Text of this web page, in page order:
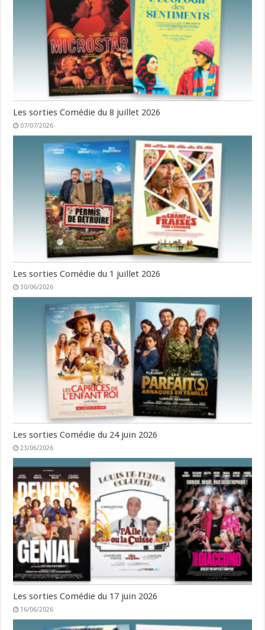
Les sorties Comédie du 8 juillet 2026
07/07/2026
Les sorties Comédie du 1 juillet 2026
30/06/2026
Les sorties Comédie du 24 juin 2026
23/06/2026
Les sorties Comédie du 17 juin 2026
16/06/2026